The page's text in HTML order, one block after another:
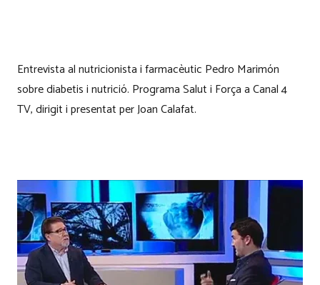
Entrevista al nutricionista i farmacèutic Pedro Marimón
sobre diabetis i nutrició. Programa Salut i Força a Canal 4
TV, dirigit i presentat per Joan Calafat.